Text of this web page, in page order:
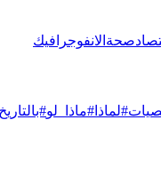
صحةالانفوجرافيك
#لماذا #ماذا_لو#بالتاريخ